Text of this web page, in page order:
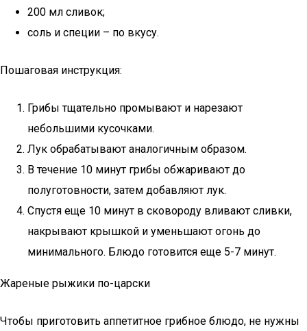
200 мл сливок;
соль и специи – по вкусу.
Пошаговая инструкция:
Грибы тщательно промывают и нарезают
небольшими кусочками.
Лук обрабатывают аналогичным образом.
В течение 10 минут грибы обжаривают до
полуготовности, затем добавляют лук.
Спустя еще 10 минут в сковороду вливают сливки,
накрывают крышкой и уменьшают огонь до
минимального. Блюдо готовится еще 5-7 минут.
Жареные рыжики по-царски
Чтобы приготовить аппетитное грибное блюдо, не нужны